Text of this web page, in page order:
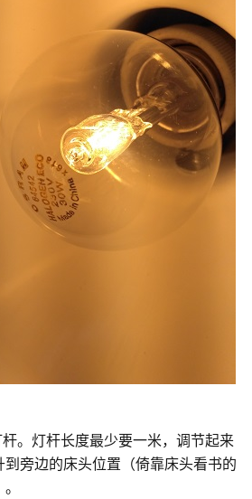
。灯杆长度最少要一米，调节起来
旁边的床头位置（倚靠床头看书的